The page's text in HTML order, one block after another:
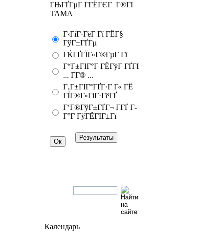
ГЊГҐГµГ Г­ГЁГЄГ Г®ГІ
TAMA
Г‹ГіГ·ГёГ Гї ГЁГ§
ГўГ±ГҐГµ
ГЌГҐГЇГ«Г®ГµГ Гї
Г“Г±ГІГ°Г ГЁГўГ ГҐГІ
... Г­Г® ...
Г‚Г±ГІГ°ГҐГ·Г Г« ГЁ
ГЇГ®Г«ГіГ·ГёГҐ
Г‘Г®ГўГ±ГҐГ¬ Г­ГҐ Г­
Г°Г ГўГЁГІГ±Гї
Календарь